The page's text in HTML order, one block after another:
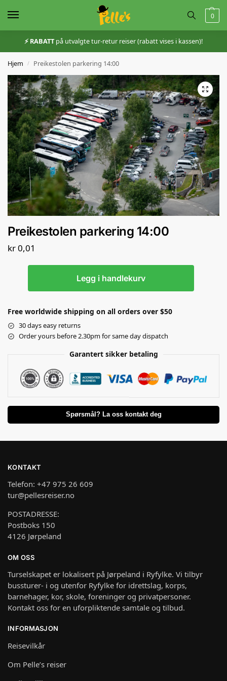
0
⚡️ RABATTpå utvalgte tur-retur reiser (rabatt vises i kassen)!
Hjem / Preikestolen parkering 14:00
Preikestolen parkering 14:00
kr0,01
Legg i handlekurv
Free worldwide shipping on all orders over $50
30 days easy returns
Order yours before 2.30pm for same day dispatch
Garantert sikker betaling
Spørsmål? La oss kontakt deg
KONTAKT
Telefon: +47 975 26 609
tur@pellesreiser.no
POSTADRESSE:
Postboks 150
4126 Jørpeland
OM OSS
Turselskapet er lokalisert på Jørpeland i Ryfylke. Vi tilbyr
bussturer- i og utenfor Ryfylke for idrettslag, korps,
barnehager, kor, skole, foreninger og privatpersoner.
Kontakt oss for en uforpliktende samtale og tilbud.
INFORMASJON
Reisevilkår
Om Pelle’s reiser